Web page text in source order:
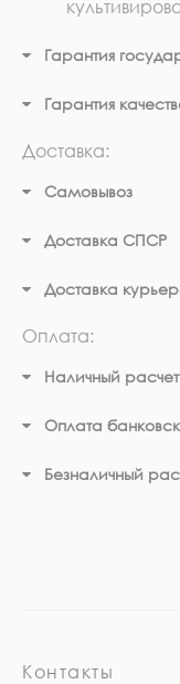
Гарантия
Гарантия
Доставка:
Самовывоз
Доставка СПСР
Доставка
Оплата:
Наличный расчет
Оплата
Безналичный
Контакты